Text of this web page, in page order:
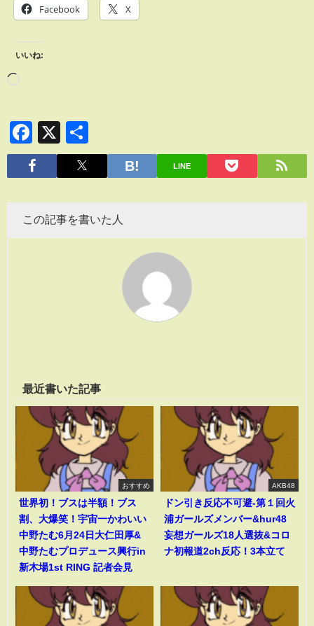
Facebook X
いいね:
Facebook
X
有
LINE
この記事を書いた人
最近書いた記事
おすすめ
世界初！ブスは半額！ブス
割、大爆笑！宇宙一かわいい
中野たむ6月24日大仁田厚&
中野たむプロデュース興行in
新木場1st RING 記者会見
AKB48
ドン引き反応不可避-第１回火
浦ガールズメンバー&hur48
妄想ガールズ18人選抜&コロ
ナ初報道2ch反応！3本立て